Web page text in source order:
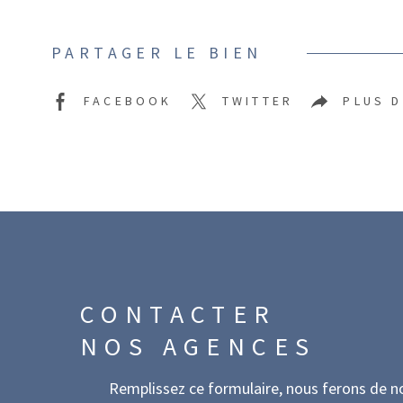
PARTAGER LE BIEN
FACEBOOK TWITTER PLUS
CONTACTER
NOS AGENCES
Remplissez ce formulaire, nous ferons de